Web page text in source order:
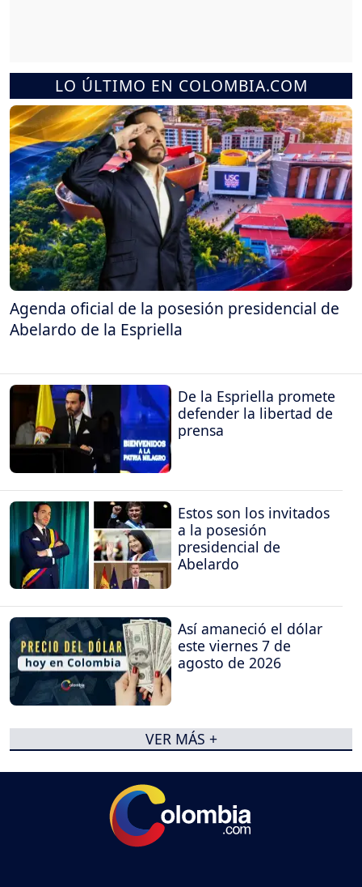
LO ÚLTIMO EN COLOMBIA.COM
Agenda oficial de la posesión presidencial de
Abelardo de la Espriella
De la Espriella promete
defender la libertad de
prensa
Estos son los invitados
a la posesión
presidencial de
Abelardo
Así amaneció el dólar
este viernes 7 de
agosto de 2026
VER MÁS +